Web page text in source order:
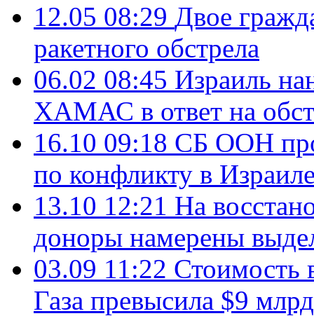
12.05 08:29 Двое
ракетного обстрела
06.02 08:45 Израиль
ХАМАС в ответ на
16.10 09:18 СБ ООН
по конфликту в
13.10 12:21 На
доноры намерены
03.09 11:22 Стоимость
Газа превысила $9 млрд